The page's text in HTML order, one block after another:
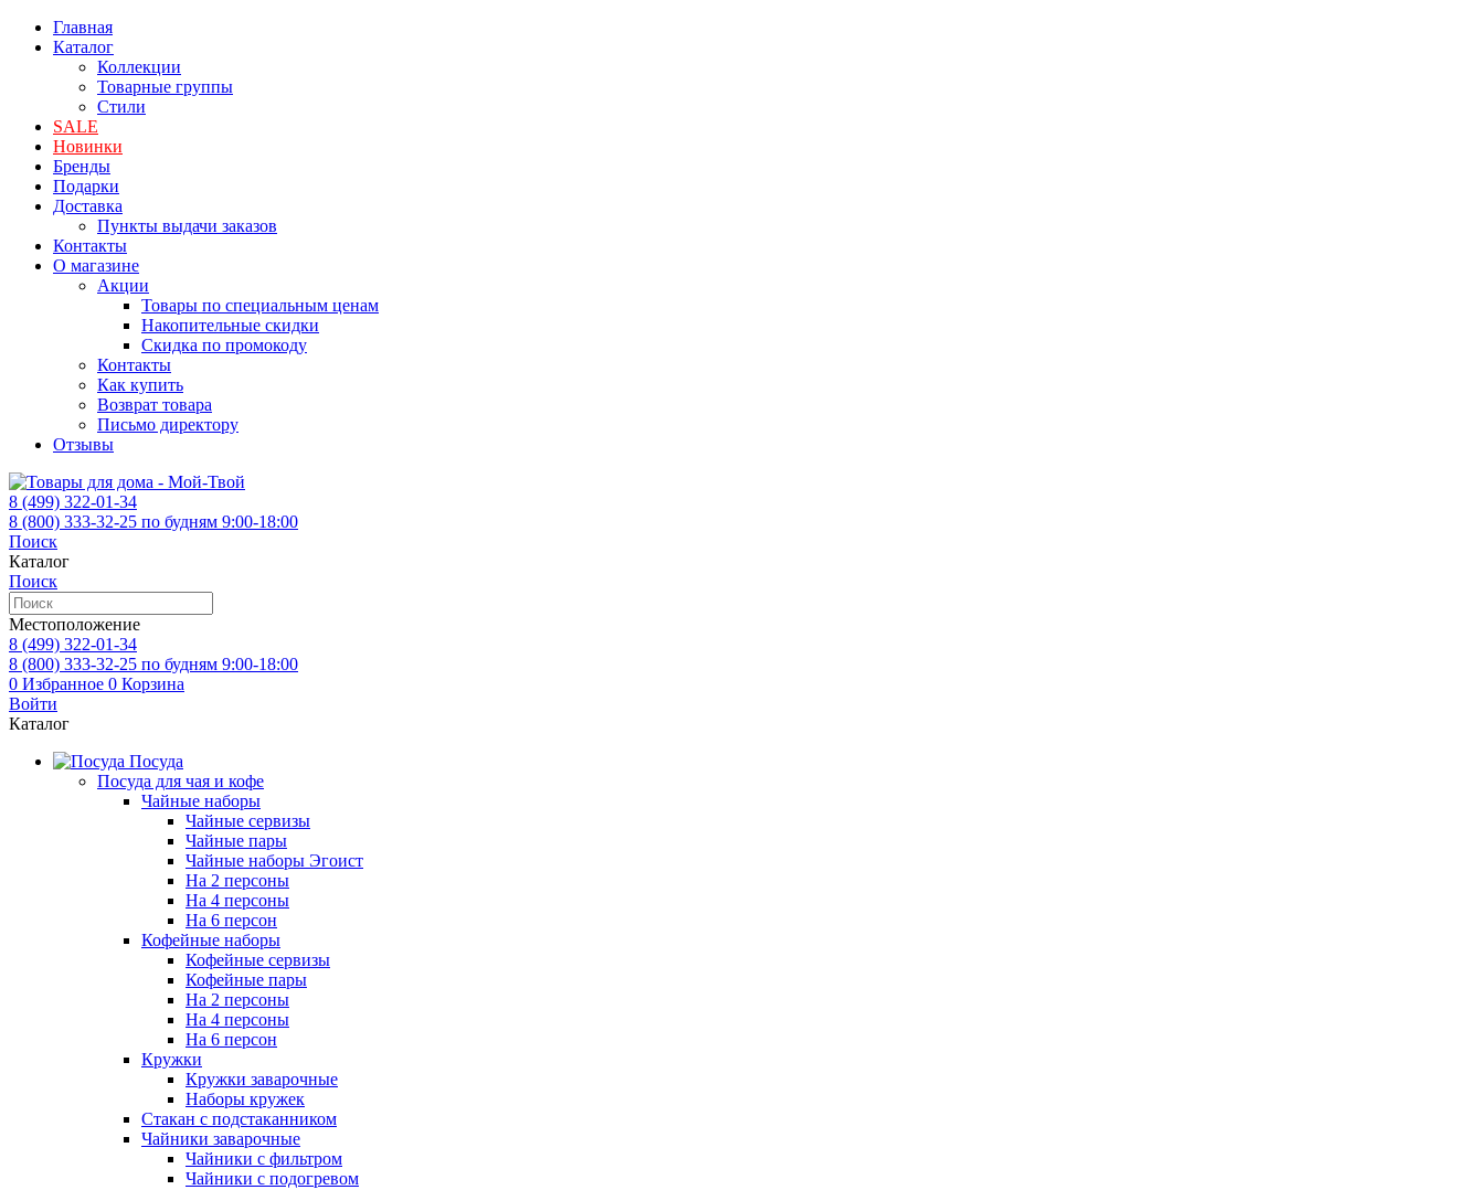
Главная
Каталог
Коллекции
Товарные группы
Стили
SALE
Новинки
Бренды
Подарки
Доставка
Пункты выдачи заказов
Контакты
О магазине
Акции
Товары по специальным ценам
Накопительные скидки
Скидка по промокоду
Контакты
Как купить
Возврат товара
Письмо директору
Отзывы
8 (499) 322-01-34
8 (800) 333-32-25 по будням 9:00-18:00
Поиск
Каталог
Поиск
Местоположение
8 (499) 322-01-34
8 (800) 333-32-25 по будням 9:00-18:00
0 Избранное 0 Корзина
Войти
Каталог
Посуда
Посуда для чая и кофе
Чайные наборы
Чайные сервизы
Чайные пары
Чайные наборы Эгоист
На 2 персоны
На 4 персоны
На 6 персон
Кофейные наборы
Кофейные сервизы
Кофейные пары
На 2 персоны
На 4 персоны
На 6 персон
Кружки
Кружки заварочные
Наборы кружек
Стакан с подстаканником
Чайники заварочные
Чайники с фильтром
Чайники с подогревом